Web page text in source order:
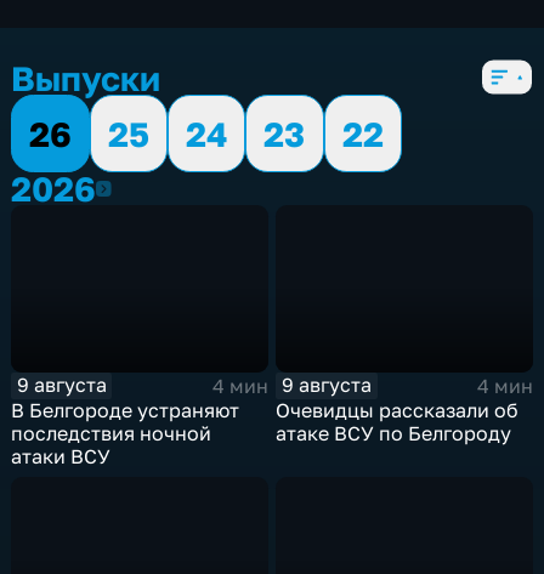
Выпуски
26
25 24 23
22
20262026
9 августа
4 мин
В Белгороде устраняют
последствия ночной
атаки ВСУ
9 августа
4 мин
Очевидцы рассказали об
атаке ВСУ по Белгороду